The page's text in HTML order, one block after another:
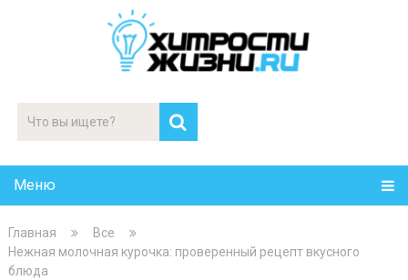
Меню
Главная
Все
Нежная молочная курочка: проверенный рецепт вкусного
блюда